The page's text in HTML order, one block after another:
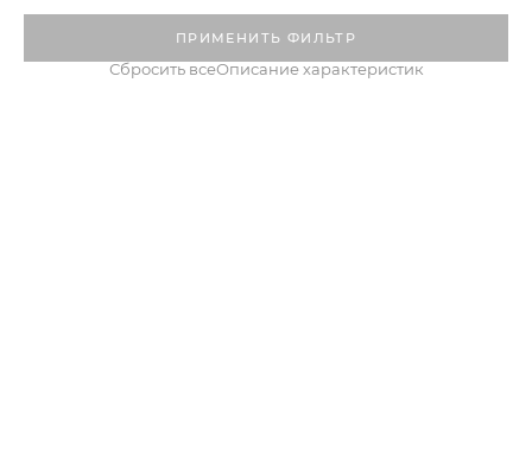
ПРИМЕНИТЬ ФИЛЬТР
Сбросить всеОписание характеристик